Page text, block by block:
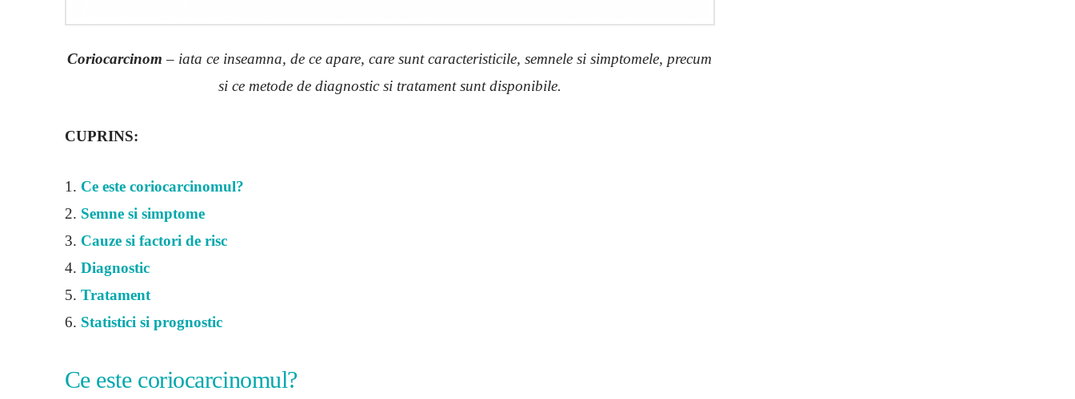
Coriocarcinom – iata ce inseamna, de ce apare, care sunt caracteristicile, semnele si simptomele, precum
si ce metode de diagnostic si tratament sunt disponibile.
CUPRINS:
1. Ce este coriocarcinomul?
2. Semne si simptome
3. Cauze si factori de risc
4. Diagnostic
5. Tratament
6. Statistici si prognostic
Ce este coriocarcinomul?